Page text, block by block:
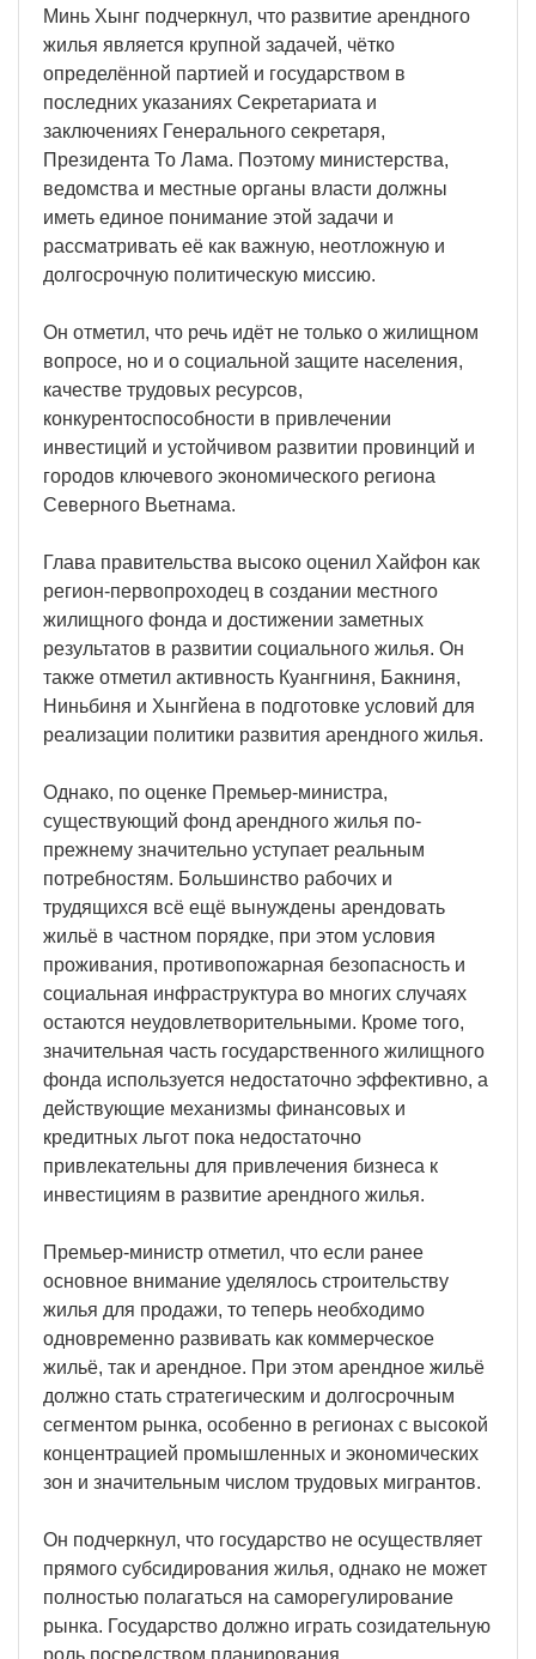
Минь Хынг подчеркнул, что развитие арендного
жилья является крупной задачей, чётко
определённой партией и государством в
последних указаниях Секретариата и
заключениях Генерального секретаря,
Президента То Лама. Поэтому министерства,
ведомства и местные органы власти должны
иметь единое понимание этой задачи и
рассматривать её как важную, неотложную и
долгосрочную политическую миссию.
Он отметил, что речь идёт не только о жилищном
вопросе, но и о социальной защите населения,
качестве трудовых ресурсов,
конкурентоспособности в привлечении
инвестиций и устойчивом развитии провинций и
городов ключевого экономического региона
Северного Вьетнама.
Глава правительства высоко оценил Хайфон как
регион-первопроходец в создании местного
жилищного фонда и достижении заметных
результатов в развитии социального жилья. Он
также отметил активность Куангниня, Бакниня,
Ниньбиня и Хынгйена в подготовке условий для
реализации политики развития арендного жилья.
Однако, по оценке Премьер-министра,
существующий фонд арендного жилья по-
прежнему значительно уступает реальным
потребностям. Большинство рабочих и
трудящихся всё ещё вынуждены арендовать
жильё в частном порядке, при этом условия
проживания, противопожарная безопасность и
социальная инфраструктура во многих случаях
остаются неудовлетворительными. Кроме того,
значительная часть государственного жилищного
фонда используется недостаточно эффективно, а
действующие механизмы финансовых и
кредитных льгот пока недостаточно
привлекательны для привлечения бизнеса к
инвестициям в развитие арендного жилья.
Премьер-министр отметил, что если ранее
основное внимание уделялось строительству
жилья для продажи, то теперь необходимо
одновременно развивать как коммерческое
жильё, так и арендное. При этом арендное жильё
должно стать стратегическим и долгосрочным
сегментом рынка, особенно в регионах с высокой
концентрацией промышленных и экономических
зон и значительным числом трудовых мигрантов.
Он подчеркнул, что государство не осуществляет
прямого субсидирования жилья, однако не может
полностью полагаться на саморегулирование
рынка. Государство должно играть созидательную
роль посредством планирования,